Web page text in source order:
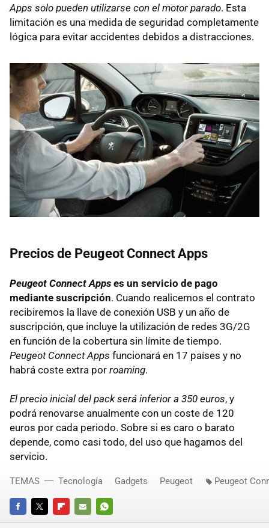
Apps solo pueden utilizarse con el motor parado. Esta
limitación es una medida de seguridad completamente
lógica para evitar accidentes debidos a distracciones.
Precios de Peugeot Connect Apps
Peugeot Connect Apps es un servicio de pago
mediante suscripción. Cuando realicemos el contrato
recibiremos la llave de conexión USB y un año de
suscripción, que incluye la utilización de redes 3G/2G
en función de la cobertura sin límite de tiempo.
Peugeot Connect Apps funcionará en 17 países y no
habrá coste extra por roaming.
El precio inicial del packserá inferior a 350 euros, y
podrá renovarse anualmente con un coste de 120
euros por cada periodo. Sobre si es caro o barato
depende, como casi todo, del uso que hagamos del
servicio.
FACEBOOKTWITTERFLIPBOARD
E-
WHATSAPP
TEMAS Tecnología Gadgets Peugeot Peugeot